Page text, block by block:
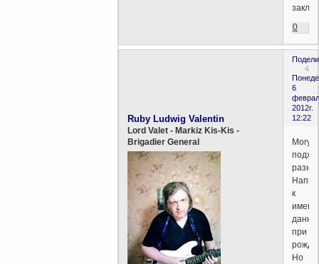
0
4
6
2012г.
12:22
Ruby Ludwig Valentin
Lord Valet - Markiz Kis-Kis -
Brigadier General
Могут
к
имени,
при
Но